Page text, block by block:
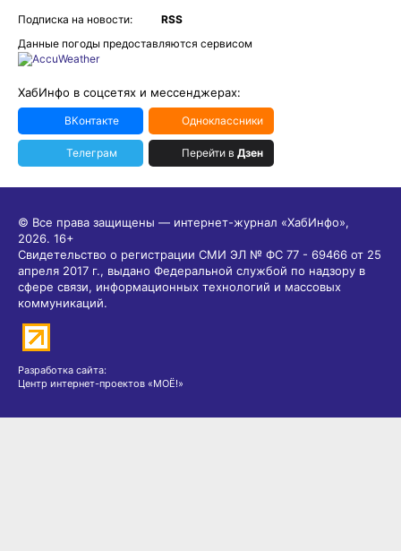
Подписка на новости:
RSS
Данные погоды предоставляются сервисом
ХабИнфо в соцсетях и мессенджерах:
ВКонтакте Одноклассники
Телеграм Перейти в Дзен
© Все права защищены — интернет-журнал «ХабИнфо»,
2026. 16+
Свидетельство о регистрации СМИ ЭЛ № ФС 77 - 69466 от 25
апреля 2017 г., выдано Федеральной службой по надзору в
сфере связи, информационных технологий и массовых
коммуникаций.
Разработка сайта:
Центр интернет-проектов «МОЁ!»